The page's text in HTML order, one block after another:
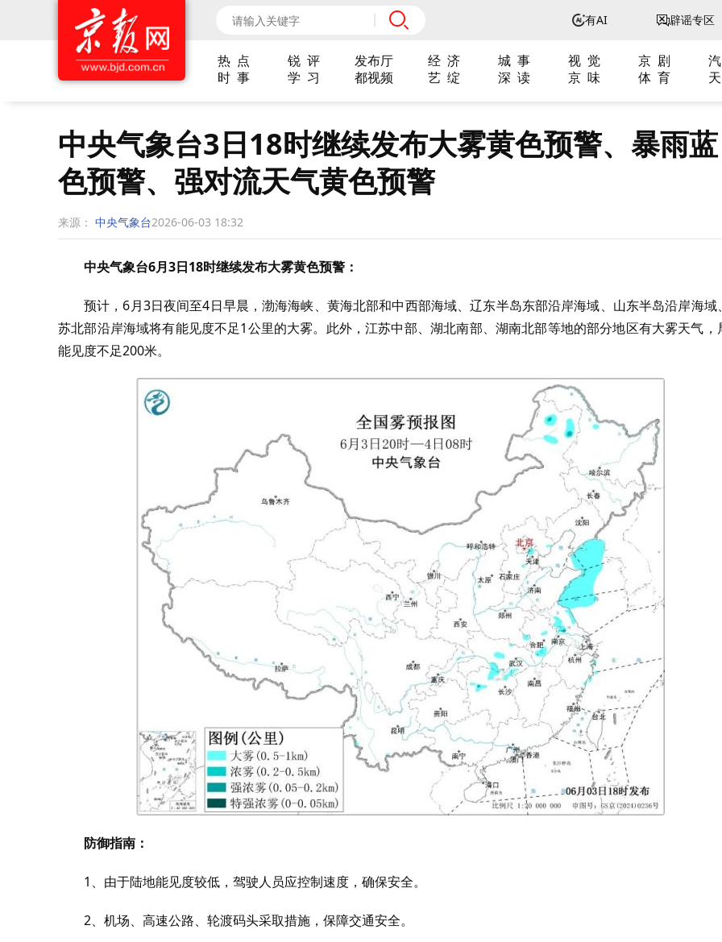
有AI 辟谣专区
热 点 锐 评 发布厅 经 济 城 事 视 觉 京 剧
时 事
学 习 都视频 艺 绽 深 读 京 味 体 育
中央气象台3日18时继续发布大雾黄色预警、暴雨蓝
色预警、强对流天气黄色预警
来源： 中央气象台2026-06-03 18:32
中央气象台6月3日18时继续发布大雾黄色预警：
预计，6月3日夜间至4日早晨，渤海海峡、黄海北部和中西部海域、辽东半岛东部沿岸海域、山东半岛沿岸海域
苏北部沿岸海域将有能见度不足1公里的大雾。此外，江苏中部、湖北南部、湖南北部等地的部分地区有大雾天气，
能见度不足200米。
防御指南：
1、由于陆地能见度较低，驾驶人员应控制速度，确保安全。
2、机场、高速公路、轮渡码头采取措施，保障交通安全。